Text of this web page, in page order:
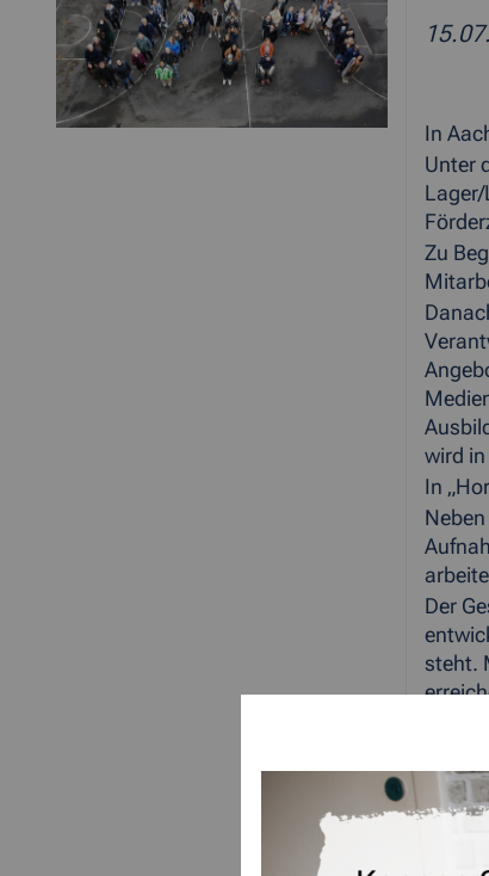
In
Unter
Zu
wird
In
Der
steht.
in
Die